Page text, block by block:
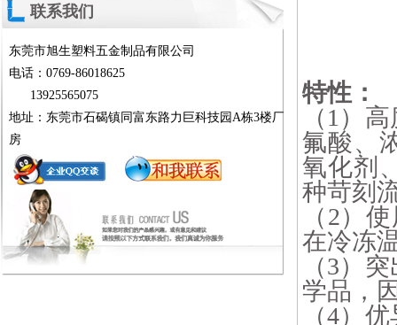
联系我们
东莞市旭生塑料五金制品有限公司
电话：0769-86018625
13925565075
地址：东莞市石碣镇同富东路力巨科技园A栋3楼厂
房
特性：
（1）
氟酸、
氧化剂
种苛刻
（2）
在冷冻
（3）
学品，
（4）